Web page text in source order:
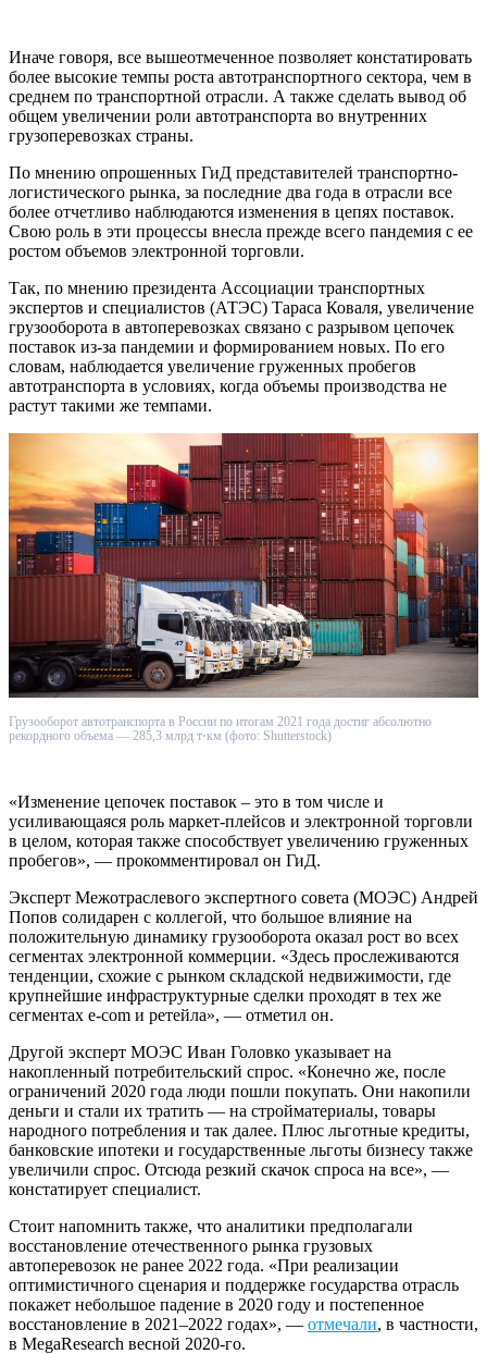
Иначе говоря, все вышеотмеченное позволяет констатировать
более высокие темпы роста автотранспортного сектора, чем в
среднем по транспортной отрасли. А также сделать вывод об
общем увеличении роли автотранспорта во внутренних
грузоперевозках страны.
По мнению опрошенных ГиД представителей транспортно-
логистического рынка, за последние два года в отрасли все
более отчетливо наблюдаются изменения в цепях поставок.
Свою роль в эти процессы внесла прежде всего пандемия с ее
ростом объемов электронной торговли.
Так, по мнению президента Ассоциации транспортных
экспертов и специалистов (АТЭС) Тараса Коваля, увеличение
грузооборота в автоперевозках связано с разрывом цепочек
поставок из-за пандемии и формированием новых. По его
словам, наблюдается увеличение груженных пробегов
автотранспорта в условиях, когда объемы производства не
растут такими же темпами.
Грузооборот автотранспорта в России по итогам 2021 года достиг абсолютно
рекордного объема — 285,3 млрд т⋅км (фото: Shutterstock)
«Изменение цепочек поставок – это в том числе и
усиливающаяся роль маркет-плейсов и электронной торговли
в целом, которая также способствует увеличению груженных
пробегов», — прокомментировал он ГиД.
Эксперт Межотраслевого экспертного совета (МОЭС) Андрей
Попов солидарен с коллегой, что большое влияние на
положительную динамику грузооборота оказал рост во всех
сегментах электронной коммерции. «Здесь прослеживаются
тенденции, схожие с рынком складской недвижимости, где
крупнейшие инфраструктурные сделки проходят в тех же
сегментах e-com и ретейла», — отметил он.
Другой эксперт МОЭС Иван Головко указывает на
накопленный потребительский спрос. «Конечно же, после
ограничений 2020 года люди пошли покупать. Они накопили
деньги и стали их тратить — на стройматериалы, товары
народного потребления и так далее. Плюс льготные кредиты,
банковские ипотеки и государственные льготы бизнесу также
увеличили спрос. Отсюда резкий скачок спроса на все», —
констатирует специалист.
Стоит напомнить также, что аналитики предполагали
восстановление отечественного рынка грузовых
автоперевозок не ранее 2022 года. «При реализации
оптимистичного сценария и поддержке государства отрасль
покажет небольшое падение в 2020 году и постепенное
восстановление в 2021–2022 годах», — отмечали, в частности,
в MegaResearch весной 2020-го.